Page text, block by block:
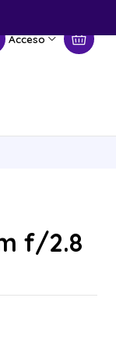
Acceso
f/2.8